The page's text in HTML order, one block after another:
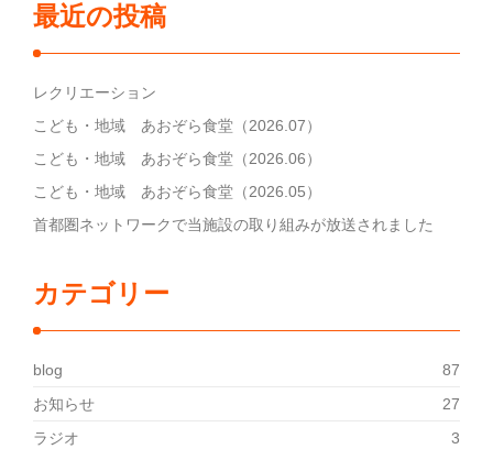
最近の投稿
レクリエーション
こども・地域 あおぞら食堂（2026.07）
こども・地域 あおぞら食堂（2026.06）
こども・地域 あおぞら食堂（2026.05）
首都圏ネットワークで当施設の取り組みが放送されました
カテゴリー
blog
87
お知らせ
27
ラジオ
3